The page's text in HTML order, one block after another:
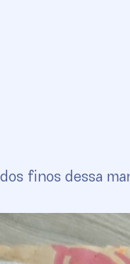
finos dessa